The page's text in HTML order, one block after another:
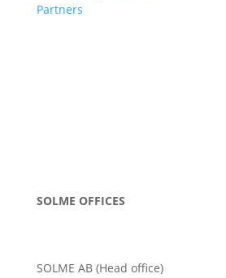
Partners
SOLME OFFICES
SOLME AB (Head office)